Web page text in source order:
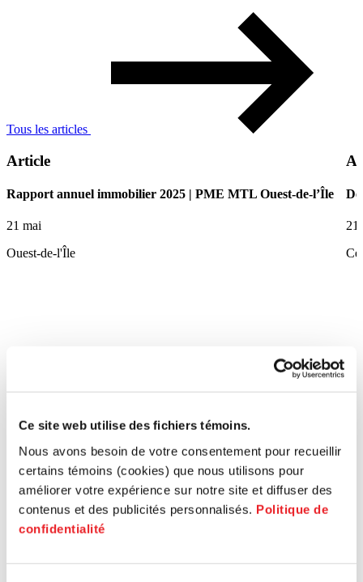
Ce site web utilise des fichiers témoins.
Nous avons besoin de votre consentement pour recueillir
certains témoins (cookies) que nous utilisons pour
améliorer votre expérience sur notre site et diffuser des
contenus et des publicités personnalisés. Politique de
confidentialité
Tous les articles
Article
Rapport annuel immobilier 2025 | PME MTL Ouest-de-l’Île
21 mai
Ouest-de-l'Île
21